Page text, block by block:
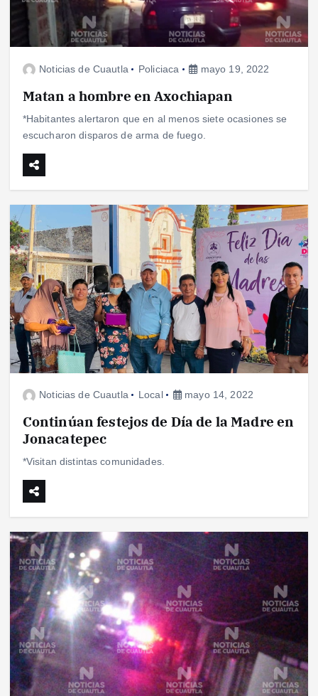
Noticias de Cuautla Policiaca mayo 19, 2022
Matan a hombre en Axochiapan
*Habitantes alertaron que en al menos siete ocasiones se
escucharon disparos de arma de fuego.
Noticias de Cuautla Local mayo 14, 2022
Continúan festejos de Día de la Madre en
Jonacatepec
*Visitan distintas comunidades.